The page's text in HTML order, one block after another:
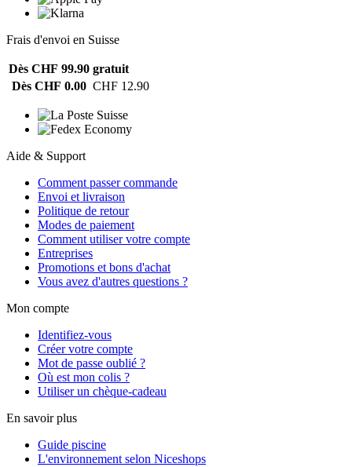
Frais d'envoi en Suisse
Dès CHF 99.90 gratuit
Dès CHF 0.00 CHF 12.90
Aide & Support
Comment passer commande
Envoi et livraison
Politique de retour
Modes de paiement
Comment utiliser votre compte
Entreprises
Promotions et bons d'achat
Vous avez d'autres questions ?
Mon compte
Identifiez-vous
Créer votre compte
Mot de passe oublié ?
Où est mon colis ?
Utiliser un chèque-cadeau
En savoir plus
Guide piscine
L'environnement selon Niceshops